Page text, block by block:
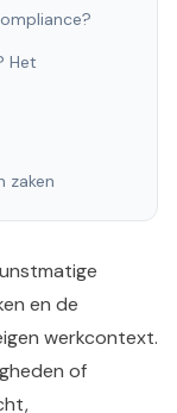
Het
zaken
en de
werkcontext.
of